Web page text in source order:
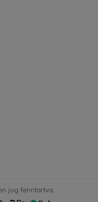
jog fenntartva.